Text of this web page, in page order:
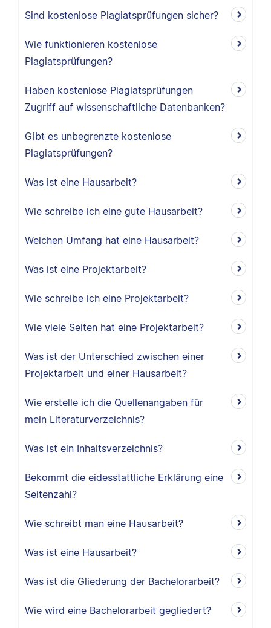
Sind kostenlose Plagiatsprüfungen sicher?
Wie funktionieren kostenlose
Plagiatsprüfungen?
Haben kostenlose Plagiatsprüfungen
Zugriff auf wissenschaftliche Datenbanken?
Gibt es unbegrenzte kostenlose
Plagiatsprüfungen?
Was ist eine Hausarbeit?
Wie schreibe ich eine gute Hausarbeit?
Welchen Umfang hat eine Hausarbeit?
Was ist eine Projektarbeit?
Wie schreibe ich eine Projektarbeit?
Wie viele Seiten hat eine Projektarbeit?
Was ist der Unterschied zwischen einer
Projektarbeit und einer Hausarbeit?
Wie erstelle ich die Quellenangaben für
mein Literaturverzeichnis?
Was ist ein Inhaltsverzeichnis?
Bekommt die eidesstattliche Erklärung eine
Seitenzahl?
Wie schreibt man eine Hausarbeit?
Was ist eine Hausarbeit?
Was ist die Gliederung der Bachelorarbeit?
Wie wird eine Bachelorarbeit gegliedert?